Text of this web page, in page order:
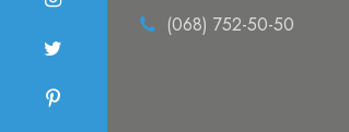
(068) 752-50-50